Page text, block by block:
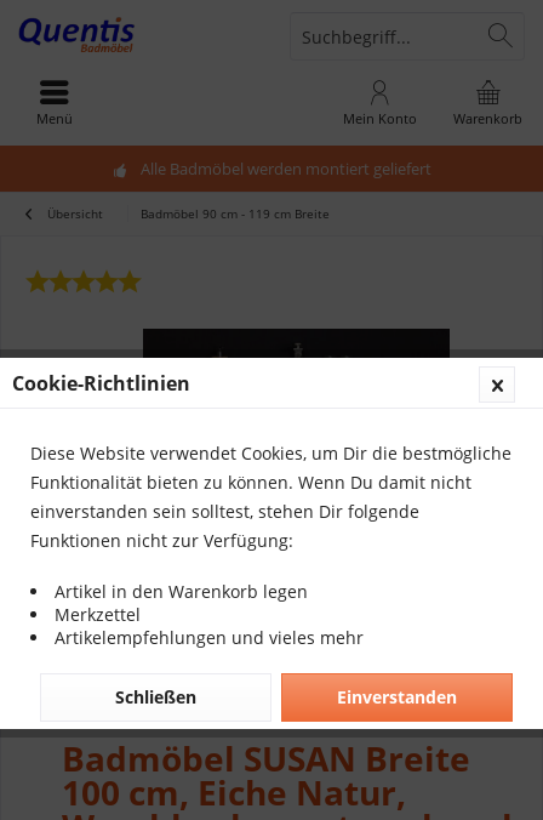
Alle Badmöbel werden montiert geliefert
Warenkorb
Mein Konto
Menü
Übersicht Badmöbel 90 cm - 119 cm Breite
Badmöbel SUSAN Breite
100 cm, Eiche Natur,
Cookie-Richtlinien
Diese Website verwendet Cookies, um Dir die bestmögliche
Funktionalität bieten zu können. Wenn Du damit nicht
einverstanden sein solltest, stehen Dir folgende
Funktionen nicht zur Verfügung:
Artikel in den Warenkorb legen
Merkzettel
Artikelempfehlungen und vieles mehr
Einverstanden
Schließen